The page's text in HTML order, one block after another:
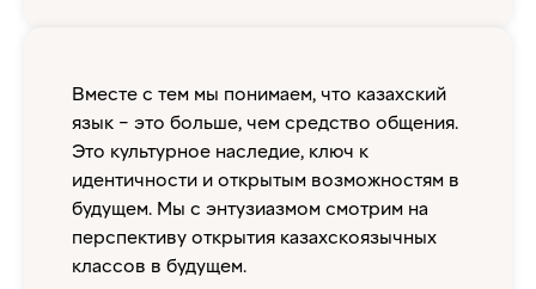
Вместе с тем мы понимаем, что казахский
язык – это больше, чем средство общения.
Это культурное наследие, ключ к
идентичности и открытым возможностям в
будущем. Мы с энтузиазмом смотрим на
перспективу открытия казахскоязычных
классов в будущем.